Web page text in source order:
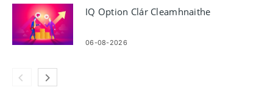
IQ Option Clár Cleamhnaithe
06-08-2026